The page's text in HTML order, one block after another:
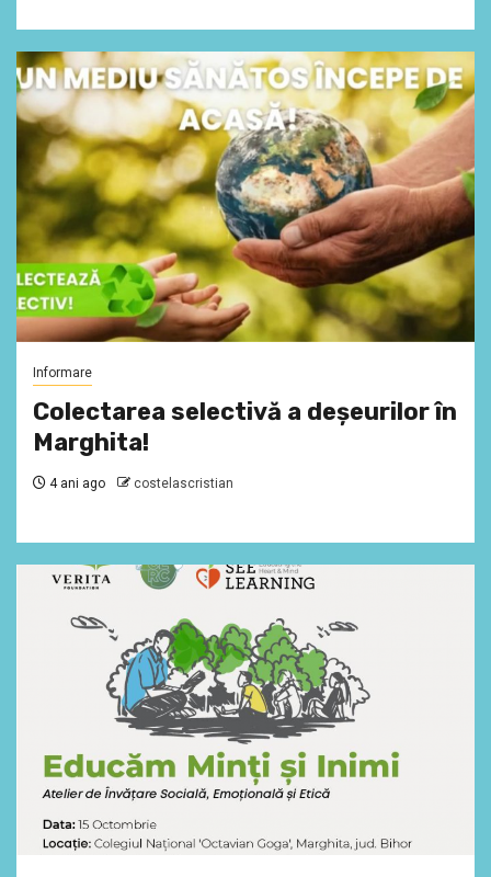
Informare
Colectarea selectivă a deșeurilor în
Marghita!
4 ani ago costelascristian